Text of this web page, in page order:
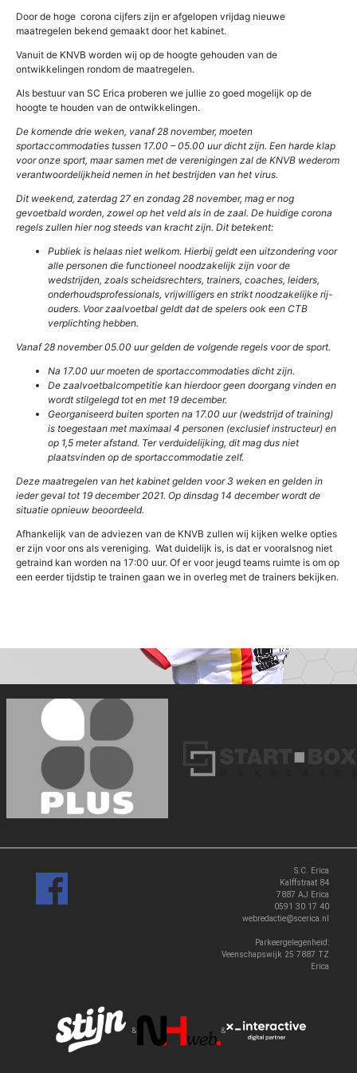
Door de hoge corona cijfers zijn er afgelopen vrijdag nieuwe
maatregelen bekend gemaakt door het kabinet.
Vanuit de KNVB worden wij op de hoogte gehouden van de
ontwikkelingen rondom de maatregelen.
Als bestuur van SC Erica proberen we jullie zo goed mogelijk op de
hoogte te houden van de ontwikkelingen.
De komende drie weken, vanaf 28 november, moeten
sportaccommodaties tussen 17.00 – 05.00 uur dicht zijn. Een harde klap
voor onze sport, maar samen met de verenigingen zal de KNVB wederom
verantwoordelijkheid nemen in het bestrijden van het virus.
Dit weekend, zaterdag 27 en zondag 28 november, mag er nog
gevoetbald worden, zowel op het veld als in de zaal. De huidige corona
regels zullen hier nog steeds van kracht zijn. Dit betekent:
Publiek is helaas niet welkom. Hierbij geldt een uitzondering voor
alle personen die functioneel noodzakelijk zijn voor de
wedstrijden, zoals scheidsrechters, trainers, coaches, leiders,
onderhoudsprofessionals, vrijwilligers en strikt noodzakelijke rij-
ouders. Voor zaalvoetbal geldt dat de spelers ook een CTB
verplichting hebben.
Vanaf 28 november 05.00 uur gelden de volgende regels voor de sport.
Na 17.00 uur moeten de sportaccommodaties dicht zijn.
De zaalvoetbalcompetitie kan hierdoor geen doorgang vinden en
wordt stilgelegd tot en met 19 december.
Georganiseerd buiten sporten na 17.00 uur (wedstrijd of training)
is toegestaan met maximaal 4 personen (exclusief instructeur) en
op 1,5 meter afstand. Ter verduidelijking, dit mag dus niet
plaatsvinden op de sportaccommodatie zelf.
Deze maatregelen van het kabinet gelden voor 3 weken en gelden in
ieder geval tot 19 december 2021. Op dinsdag 14 december wordt de
situatie opnieuw beoordeeld.
Afhankelijk van de adviezen van de KNVB zullen wij kijken welke opties
er zijn voor ons als vereniging. Wat duidelijk is, is dat er vooralsnog niet
getraind kan worden na 17:00 uur. Of er voor jeugd teams ruimte is om op
een eerder tijdstip te trainen gaan we in overleg met de trainers bekijken.
& &
S.C. Erica
Kalffstraat 84
7887 AJ Erica
0591 30 17 40
webredactie@scerica.nl
Parkeergelegenheid:
Veenschapswijk 25 7887 TZ
Erica